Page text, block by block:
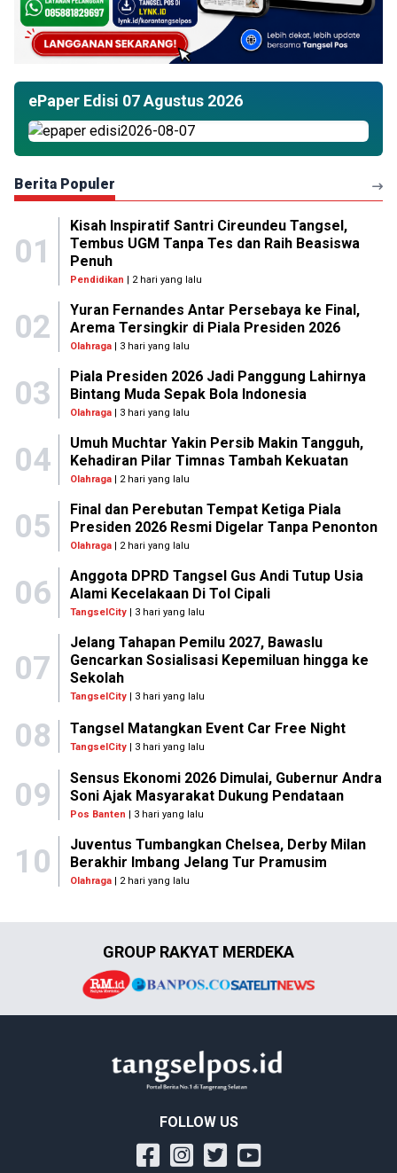
ePaper Edisi 07 Agustus 2026
Berita Populer
01
Kisah Inspiratif Santri Cireundeu Tangsel,
Tembus UGM Tanpa Tes dan Raih Beasiswa
Penuh
Pendidikan | 2 hari yang lalu
02
Yuran Fernandes Antar Persebaya ke Final,
Arema Tersingkir di Piala Presiden 2026
Olahraga| 3 hari yang lalu
03
Piala Presiden 2026 Jadi Panggung Lahirnya
Bintang Muda Sepak Bola Indonesia
Olahraga| 3 hari yang lalu
04
Umuh Muchtar Yakin Persib Makin Tangguh,
Kehadiran Pilar Timnas Tambah Kekuatan
Olahraga| 2 hari yang lalu
05
Final dan Perebutan Tempat Ketiga Piala
Presiden 2026 Resmi Digelar Tanpa Penonton
Olahraga| 2 hari yang lalu
06
Anggota DPRD Tangsel Gus Andi Tutup Usia
Alami Kecelakaan Di Tol Cipali
TangselCity| 3 hari yang lalu
07
Jelang Tahapan Pemilu 2027, Bawaslu
Gencarkan Sosialisasi Kepemiluan hingga ke
Sekolah
TangselCity| 3 hari yang lalu
08 Tangsel Matangkan Event Car Free Night
TangselCity | 3 hari yang lalu
09
Sensus Ekonomi 2026 Dimulai, Gubernur Andra
Soni Ajak Masyarakat Dukung Pendataan
Pos Banten | 3 hari yang lalu
10
Juventus Tumbangkan Chelsea, Derby Milan
Berakhir Imbang Jelang Tur Pramusim
Olahraga| 2 hari yang lalu
GROUP RAKYAT MERDEKA
FOLLOW US